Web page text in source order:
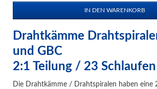
Drahtkämme
und GBC
2:1 Teilung / 23 Schlaufen
Die Drahtkämme / Drahtspiralen haben eine